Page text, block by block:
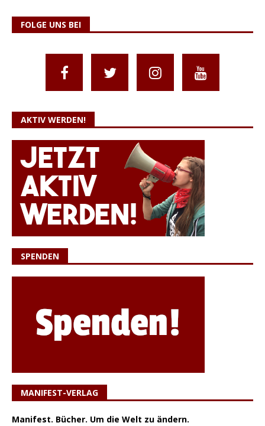
FOLGE UNS BEI
AKTIV WERDEN!
SPENDEN
MANIFEST-VERLAG
Manifest. Bücher. Um die Welt zu ändern.